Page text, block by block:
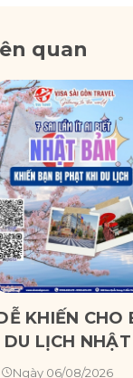
quan
KHIẾN CHO
LỊCH
Ngày 06/08/2026